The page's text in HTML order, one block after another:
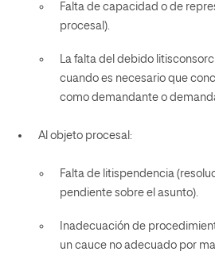
Falta de capacidad o de
procesal).
La falta del debido
cuando es necesario que
como demandante o
Al objeto procesal:
Falta de litispendencia
pendiente sobre el asunto).
Inadecuación de
un cauce no adecuado por